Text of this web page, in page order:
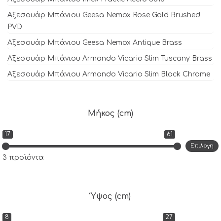
Αξεσουάρ Μπάνιου Geesa Nemox Rose Gold Brushed
PVD
Αξεσουάρ Μπάνιου Geesa Nemox Antique Brass
Αξεσουάρ Μπάνιου Armando Vicario Slim Tuscany Brass
Αξεσουάρ Μπάνιου Armando Vicario Slim Black Chrome
Μήκος (cm)
17 61
Επιλογη
3 προϊόντα
Ύψος (cm)
8 27